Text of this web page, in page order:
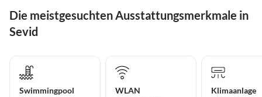
Die meistgesuchten Ausstattungsmerkmale in
Sevid
Swimmingpool WLAN Klimaanlage